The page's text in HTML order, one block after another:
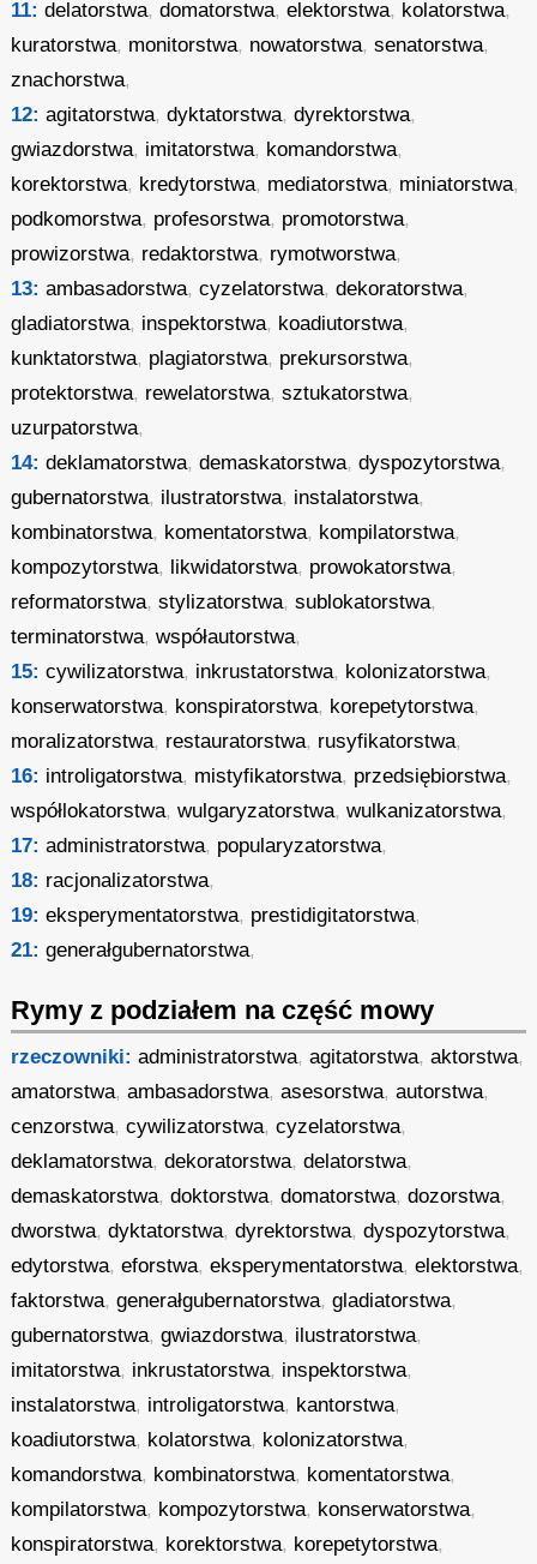
11: delatorstwa,domatorstwa,elektorstwa, kolatorstwa,
kuratorstwa, monitorstwa, nowatorstwa,senatorstwa,
znachorstwa,
12: agitatorstwa,dyktatorstwa,dyrektorstwa,
gwiazdorstwa, imitatorstwa, komandorstwa,
korektorstwa, kredytorstwa, mediatorstwa, miniatorstwa,
podkomorstwa, profesorstwa, promotorstwa,
prowizorstwa, redaktorstwa, rymotworstwa,
13: ambasadorstwa,cyzelatorstwa,dekoratorstwa,
gladiatorstwa, inspektorstwa, koadiutorstwa,
kunktatorstwa, plagiatorstwa, prekursorstwa,
protektorstwa, rewelatorstwa,sztukatorstwa,
uzurpatorstwa,
14: deklamatorstwa,demaskatorstwa,dyspozytorstwa,
gubernatorstwa, ilustratorstwa, instalatorstwa,
kombinatorstwa, komentatorstwa, kompilatorstwa,
kompozytorstwa, likwidatorstwa, prowokatorstwa,
reformatorstwa,stylizatorstwa,sublokatorstwa,
terminatorstwa,współautorstwa,
15: cywilizatorstwa, inkrustatorstwa, kolonizatorstwa,
konserwatorstwa, konspiratorstwa, korepetytorstwa,
moralizatorstwa, restauratorstwa, rusyfikatorstwa,
16: introligatorstwa, mistyfikatorstwa, przedsiębiorstwa,
współlokatorstwa,wulgaryzatorstwa,wulkanizatorstwa,
17: administratorstwa, popularyzatorstwa,
18: racjonalizatorstwa,
19: eksperymentatorstwa, prestidigitatorstwa,
21: generałgubernatorstwa,
Rymy z podziałem na część mowy
rzeczowniki: administratorstwa,agitatorstwa,aktorstwa,
amatorstwa,ambasadorstwa,asesorstwa,autorstwa,
cenzorstwa,cywilizatorstwa,cyzelatorstwa,
deklamatorstwa,dekoratorstwa,delatorstwa,
demaskatorstwa,doktorstwa,domatorstwa,dozorstwa,
dworstwa,dyktatorstwa,dyrektorstwa,dyspozytorstwa,
edytorstwa,eforstwa,eksperymentatorstwa,elektorstwa,
faktorstwa,generałgubernatorstwa,gladiatorstwa,
gubernatorstwa,gwiazdorstwa, ilustratorstwa,
imitatorstwa, inkrustatorstwa, inspektorstwa,
instalatorstwa, introligatorstwa, kantorstwa,
koadiutorstwa, kolatorstwa, kolonizatorstwa,
komandorstwa, kombinatorstwa, komentatorstwa,
kompilatorstwa, kompozytorstwa, konserwatorstwa,
konspiratorstwa, korektorstwa, korepetytorstwa,